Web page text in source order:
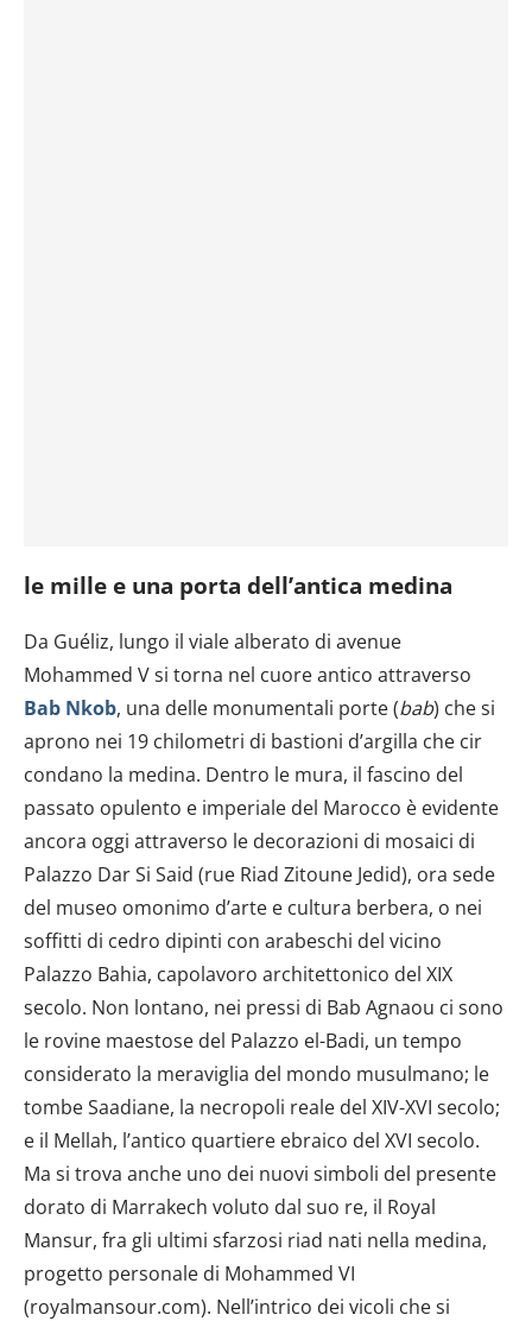
le mille e una porta dell’antica medina
Da Guéliz, lungo il viale alberato di avenue
Mohammed V si torna nel cuore antico attraverso
Bab Nkob, una delle monumentali porte (bab) che si
aprono nei 19 chilometri di bastioni d’argilla che cir
condano la medina. Dentro le mura, il fascino del
passato opulento e imperiale del Marocco è evidente
ancora oggi attraverso le decorazioni di mosaici di
Palazzo Dar Si Said (rue Riad Zitoune Jedid), ora sede
del museo omonimo d’arte e cultura berbera, o nei
soffitti di cedro dipinti con arabeschi del vicino
Palazzo Bahia, capolavoro architettonico del XIX
secolo. Non lontano, nei pressi di Bab Agnaou ci sono
le rovine maestose del Palazzo el-Badi, un tempo
considerato la meraviglia del mondo musulmano; le
tombe Saadiane, la necropoli reale del XIV-XVI secolo;
e il Mellah, l’antico quartiere ebraico del XVI secolo.
Ma si trova anche uno dei nuovi simboli del presente
dorato di Marrakech voluto dal suo re, il Royal
Mansur, fra gli ultimi sfarzosi riad nati nella medina,
progetto personale di Mohammed VI
(royalmansour.com). Nell’intrico dei vicoli che si